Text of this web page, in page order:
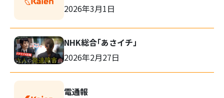
2026年3月1日
NHK総合「あさイチ」
2026年2月27日
電通報